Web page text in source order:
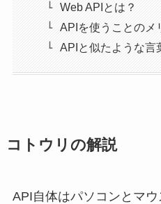
Web APIとは？
APIを使うことのメ
APIと似たような言
コトウリの解説
API自体はパソコンとマ